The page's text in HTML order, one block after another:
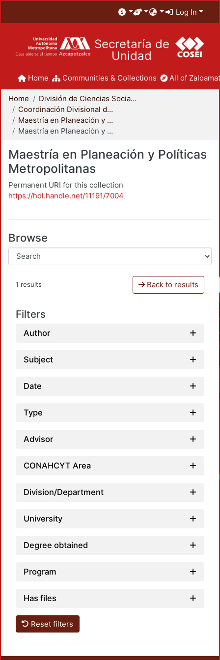
Log In
Secretaría de
Unidad
Home Communities & Collections All of
Home
División de Ciencias Sociales y Humanidades
Coordinación Divisional de Posgrado
Maestría en Planeación y Políticas Metropolitanas
Maestría en Planeación y Políticas Metropolitanas
Maestría en Planeación y Políticas
Metropolitanas
Permanent URI for this collection
https://hdl.handle.net/11191/7004
Browse
1 results Back to results
Filters
Author
Subject
Date
Type
Advisor
CONAHCYT Area
Division/Department
University
Degree obtained
Program
Has files
Reset filters